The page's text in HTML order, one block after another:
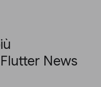
News